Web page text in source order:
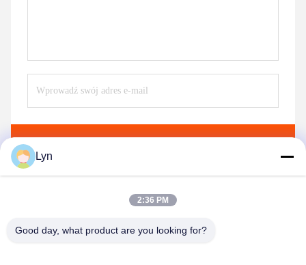
Lyn
2:36 PM
Good day, what product are you looking for?